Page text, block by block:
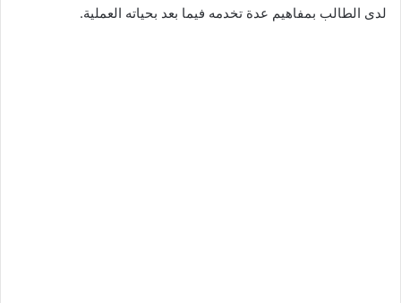
لدى الطالب بمفاهيم عدة تخدمه فيما بعد بحياته العملية.